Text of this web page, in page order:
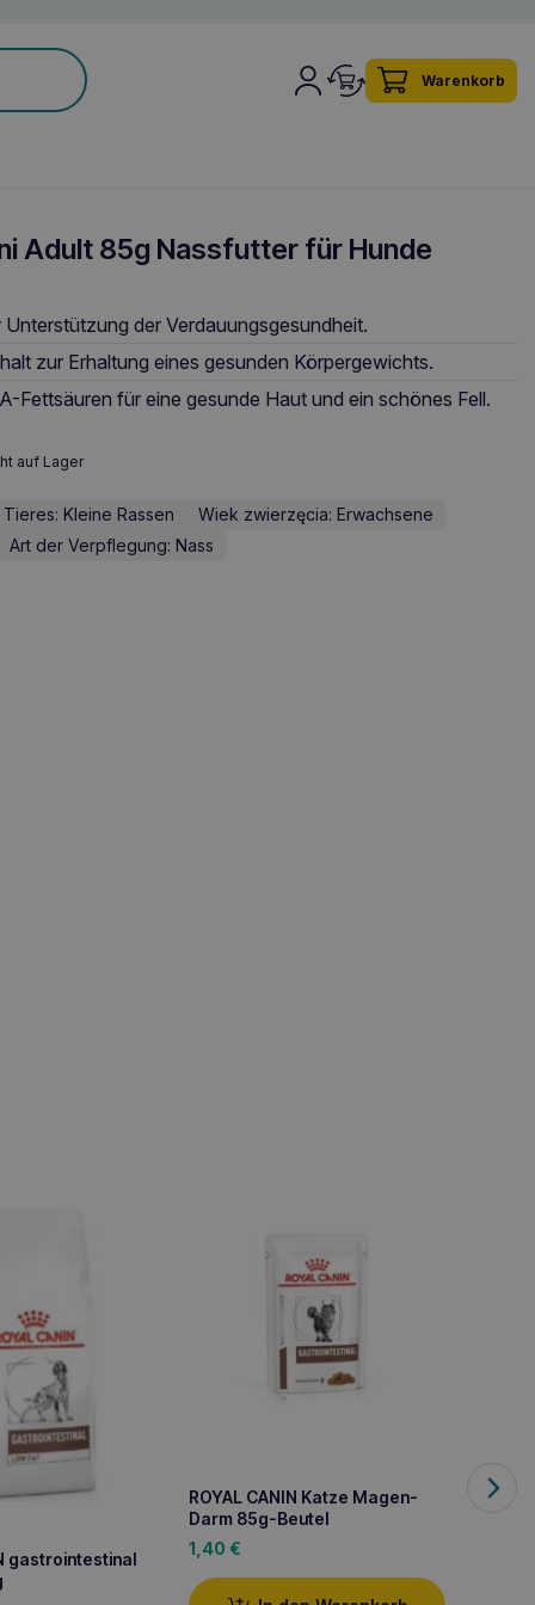
Warenkorb
Adult 85g Nassfutter für Hunde
der Verdauungsgesundheit.
zur Erhaltung eines gesunden Körpergewichts.
Fettsäuren für eine gesunde Haut und ein schönes Fell.
auf Lager
Kleine Rassen
Wiek zwierzęcia: Erwachsene
Art der Verpflegung: Nass
gastrointestinal
ROYAL CANIN Katze Magen-
Darm 85g-Beutel
1,40 €